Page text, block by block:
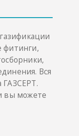
фитинги,
Вся
ГАЗСЕРТ.
вы можете